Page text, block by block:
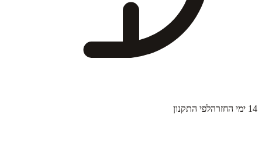
14 ימי החזרה לפי התקנון